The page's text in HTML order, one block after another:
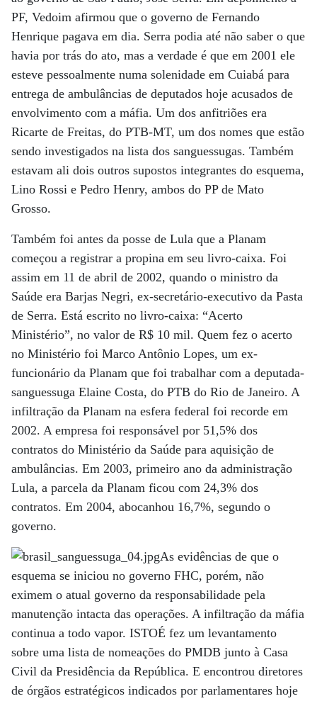
PF, Vedoim afirmou que o governo de Fernando
Henrique pagava em dia. Serra podia até não saber o que
havia por trás do ato, mas a verdade é que em 2001 ele
esteve pessoalmente numa solenidade em Cuiabá para
entrega de ambulâncias de deputados hoje acusados de
envolvimento com a máfia. Um dos anfitriões era
Ricarte de Freitas, do PTB-MT, um dos nomes que estão
sendo investigados na lista dos sanguessugas. Também
estavam ali dois outros supostos integrantes do esquema,
Lino Rossi e Pedro Henry, ambos do PP de Mato
Grosso.
Também foi antes da posse de Lula que a Planam
começou a registrar a propina em seu livro-caixa. Foi
assim em 11 de abril de 2002, quando o ministro da
Saúde era Barjas Negri, ex-secretário-executivo da Pasta
de Serra. Está escrito no livro-caixa: “Acerto
Ministério”, no valor de R$ 10 mil. Quem fez o acerto
no Ministério foi Marco Antônio Lopes, um ex-
funcionário da Planam que foi trabalhar com a deputada-
sanguessuga Elaine Costa, do PTB do Rio de Janeiro. A
infiltração da Planam na esfera federal foi recorde em
2002. A empresa foi responsável por 51,5% dos
contratos do Ministério da Saúde para aquisição de
ambulâncias. Em 2003, primeiro ano da administração
Lula, a parcela da Planam ficou com 24,3% dos
contratos. Em 2004, abocanhou 16,7%, segundo o
governo.
As evidências de que o
esquema se iniciou no governo FHC, porém, não
eximem o atual governo da responsabilidade pela
manutenção intacta das operações. A infiltração da máfia
continua a todo vapor. ISTOÉ fez um levantamento
sobre uma lista de nomeações do PMDB junto à Casa
Civil da Presidência da República. E encontrou diretores
de órgãos estratégicos indicados por parlamentares hoje